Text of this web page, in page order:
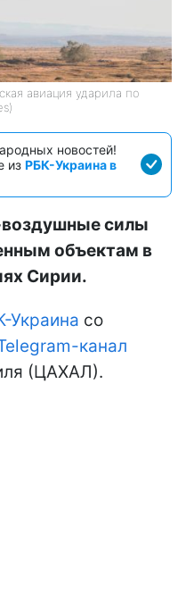
авиация ударила по
новостей!
из РБК-Украина в
воздушные силы
объектам в
Сирии.
Украина со
канал
(ЦАХАЛ).